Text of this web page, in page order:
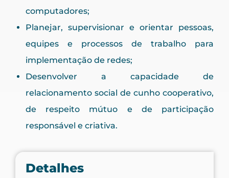
computadores;
Planejar, supervisionar e orientar pessoas,
equipes e processos de trabalho para
implementação de redes;
Desenvolver a capacidade de
relacionamento social de cunho cooperativo,
de respeito mútuo e de participação
responsável e criativa.
Detalhes